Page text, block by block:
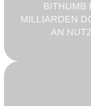
BITHUMB
MILLIARDEN
AN